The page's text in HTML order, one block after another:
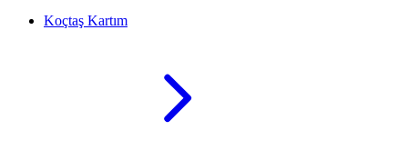
Koçtaş Kartım